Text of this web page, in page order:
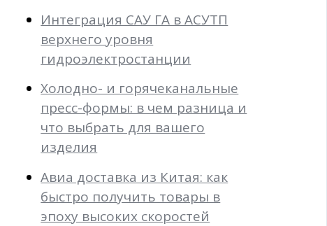
Интеграция САУ ГА в АСУТП
верхнего уровня
гидроэлектростанции
Холодно- и горячеканальные
пресс-формы: в чем разница и
что выбрать для вашего
изделия
Авиа доставка из Китая: как
быстро получить товары в
эпоху высоких скоростей